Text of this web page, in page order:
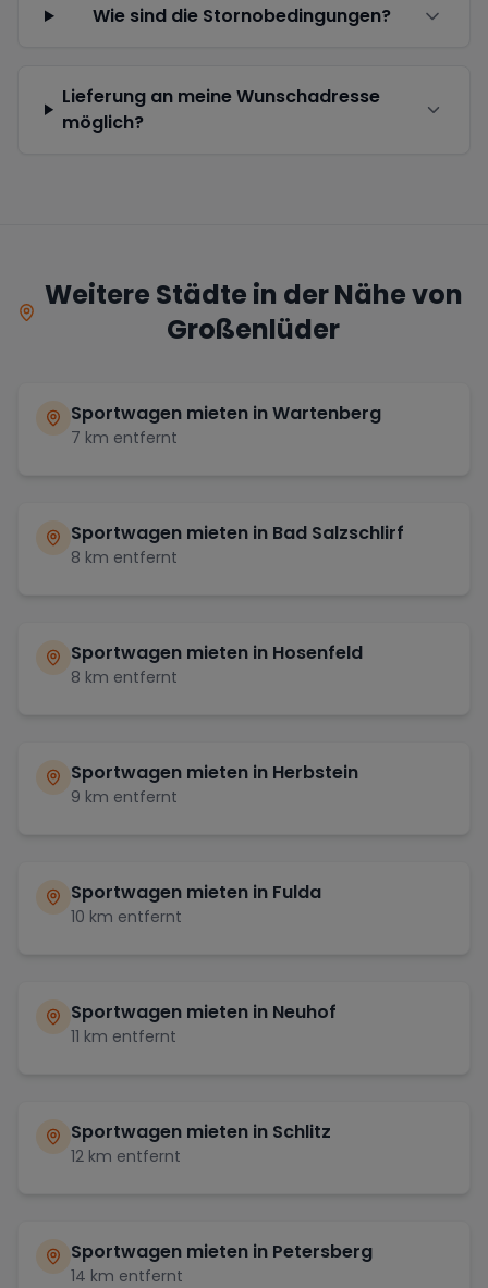
Wie sind die Stornobedingungen?
Lieferung an meine Wunschadresse
möglich?
Weitere Städte in der Nähe von
Großenlüder
Sportwagen mieten inWartenberg
7 km entfernt
Sportwagen mieten in Bad Salzschlirf
8 km entfernt
Sportwagen mieten in Hosenfeld
8 km entfernt
Sportwagen mieten in Herbstein
9 km entfernt
Sportwagen mieten in Fulda
10 km entfernt
Sportwagen mieten in Neuhof
11 km entfernt
Sportwagen mieten in Schlitz
12 km entfernt
Sportwagen mieten in Petersberg
14 km entfernt